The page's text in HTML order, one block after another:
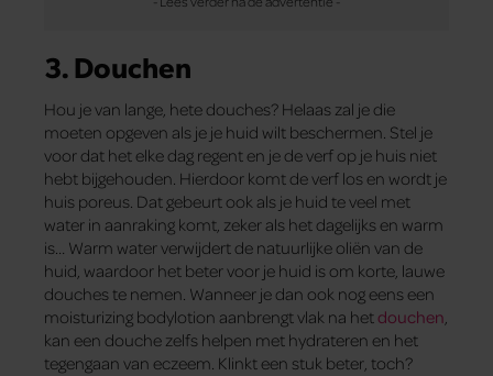
3. Douchen
Hou je van lange, hete douches? Helaas zal je die
moeten opgeven als je je huid wilt beschermen. Stel je
voor dat het elke dag regent en je de verf op je huis niet
hebt bijgehouden. Hierdoor komt de verf los en wordt je
huis poreus. Dat gebeurt ook als je huid te veel met
water in aanraking komt, zeker als het dagelijks en warm
is… Warm water verwijdert de natuurlijke oliën van de
huid, waardoor het beter voor je huid is om korte, lauwe
douches te nemen. Wanneer je dan ook nog eens een
moisturizing bodylotion aanbrengt vlak na hetdouchen,
kan een douche zelfs helpen met hydrateren en het
tegengaan van eczeem. Klinkt een stuk beter, toch?